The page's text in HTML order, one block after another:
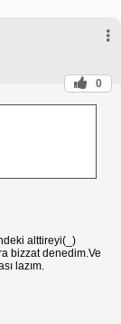
0
alttireyi(_)
bizzat denedim.Ve
lazım.